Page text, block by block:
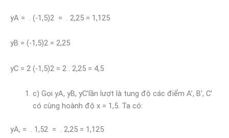
yA = . (-1,5)2 = . 2,25 = 1,125
yB = (-1,5)2 = 2,25
yC = 2 (-1,5)2 = 2 . 2,25 = 4,5
c) Gọi yA, yB, yC’lần lượt là tung độ các điểm A’, B’, C’
có cùng hoành độ x = 1,5. Ta có:
yA, = . 1,52 = . 2,25 = 1,125